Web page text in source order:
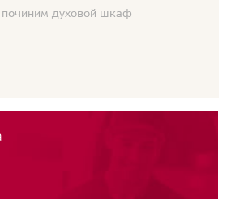
духовой шкаф